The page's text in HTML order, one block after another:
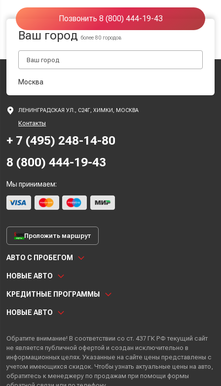
Позвонить 8 (800) 444-19-43
Ваш городболее 80 городов
Москва
ЛЕНИНГРАДСКАЯ УЛ., С24Г, ХИМКИ, МОСКВА
Контакты
+ 7 (495) 248-14-80
8 (800) 444-19-43
Мы принимаем:
Проложить маршрут
АВТО С ПРОБЕГОМ
НОВЫЕ АВТО
КРЕДИТНЫЕ ПРОГРАММЫ
НОВЫЕ АВТО
Обратите внимание! В соответствии со ст. 437 ГК РФ текущий сайт
не является публичной офертой и создан исключительно в
информационных целях. Указанные на сайте цены представлены с
учетом имеющихся скидок. Чтобы узнать актуальные цены на авто,
обратитесь к менеджеру по продажам при помощи формы